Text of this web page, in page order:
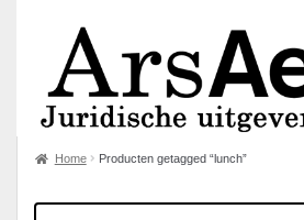
Home Producten getagged “lunch”